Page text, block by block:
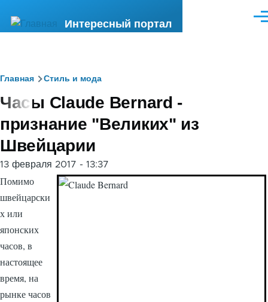
Интересный портал
Строка
навигации
Главная Стиль и мода
Часы Claude Bernard -
признание "Великих" из
Швейцарии
13 февраля 2017 - 13:37
Помимо
швейцарски
х или
японских
часов, в
настоящее
время, на
рынке часов